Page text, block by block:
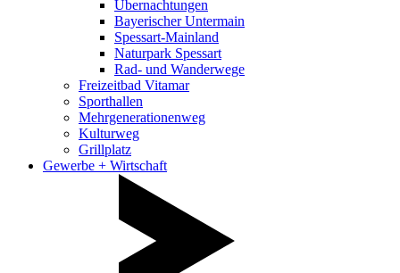
Übernachtungen
Bayerischer Untermain
Spessart-Mainland
Naturpark Spessart
Rad- und Wanderwege
Freizeitbad Vitamar
Sporthallen
Mehrgenerationenweg
Kulturweg
Grillplatz
Gewerbe + Wirtschaft